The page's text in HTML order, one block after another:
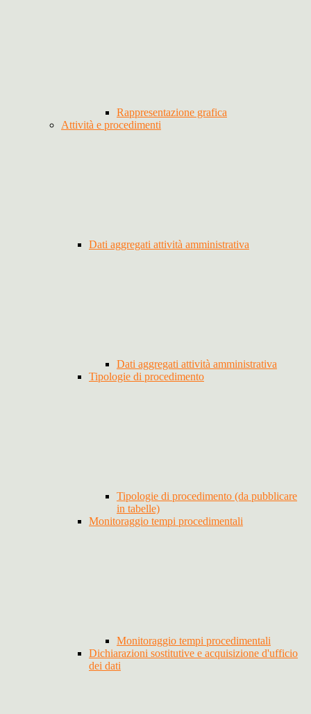
Rappresentazione grafica
Attività e procedimenti
Dati aggregati attività amministrativa
Dati aggregati attività amministrativa
Tipologie di procedimento
Tipologie di procedimento (da pubblicare
in tabelle)
Monitoraggio tempi procedimentali
Monitoraggio tempi procedimentali
Dichiarazioni sostitutive e acquisizione d'ufficio
dei dati